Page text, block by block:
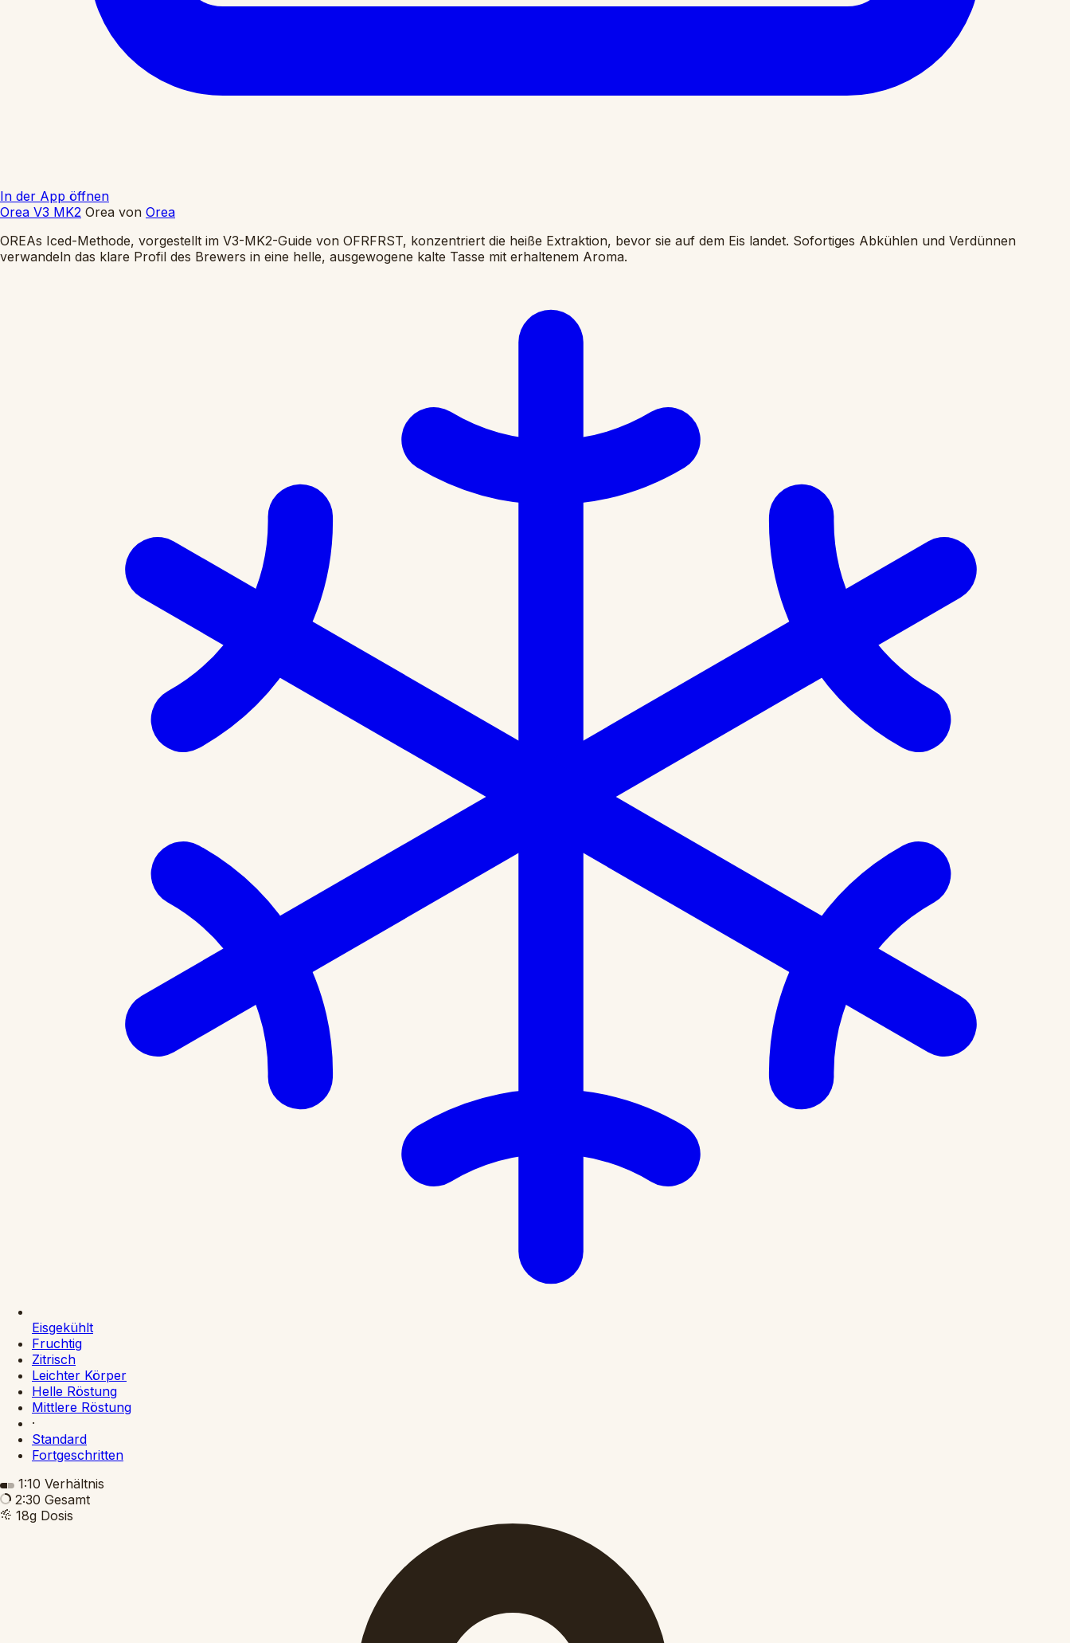
In der App öffnen
Orea V3 MK2 Orea von Orea
OREAs Iced-Methode, vorgestellt im V3-MK2-Guide von OFRFRST, konzentriert die heiße Extraktion, bevor sie auf dem Eis landet. Sofortiges Abkühlen und Verdünnen
verwandeln das klare Profil des Brewers in eine helle, ausgewogene kalte Tasse mit erhaltenem Aroma.
Eisgekühlt
Fruchtig
Zitrisch
Leichter Körper
Helle Röstung
Mittlere Röstung
·
Standard
Fortgeschritten
1:10 Verhältnis
2:30 Gesamt
18g Dosis